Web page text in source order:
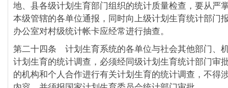
地、县各级计划生育部门组织的统计质量检查，要从严
本级管辖的各单位通报，同时向上级计划生育统计部门
办公室对村级统计帐卡应经常进行抽查。
第二十四条 计划生育系统的各单位与社会其他部门、
计划生育的统计调查，必须经同级计划生育统计部门审
的机构和个人合作进行有关计划生育的统计调查，不得